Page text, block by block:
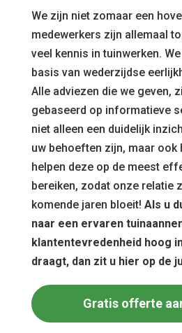
We zijn niet zomaar een
medewerkers zijn allemaal
veel kennis in tuinwerken.
basis van wederzijdse
Alle adviezen die we geven,
gebaseerd op informatieve
niet alleen een duidelijk
uw behoeften zijn, maar ook
helpen deze op de meest
bereiken, zodat onze relatie
komende jaren bloeit! Als u
naar een ervaren
klantentevredenheid hoog
draagt, dan zit u hier op de
Gratis offerte